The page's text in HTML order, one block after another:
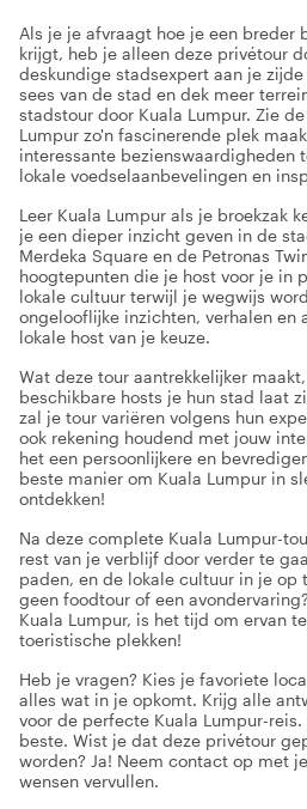
Als je je afvraagt hoe je een breder
krijgt, heb je alleen deze privétour
deskundige stadsexpert aan je
sees van de stad en dek meer
stadstour door Kuala Lumpur. Zie
Lumpur zo'n fascinerende plek
interessante bezienswaardigheden
lokale voedselaanbevelingen en
Leer Kuala Lumpur als je broekzak
je een dieper inzicht geven in de
Merdeka Square en de Petronas
hoogtepunten die je host voor je in
lokale cultuur terwijl je wegwijs
ongelooflijke inzichten, verhalen en
lokale host van je keuze.
Wat deze tour aantrekkelijker
beschikbare hosts je hun stad laat
zal je tour variëren volgens hun
ook rekening houdend met jouw
het een persoonlijkere en
beste manier om Kuala Lumpur in
ontdekken!
Na deze complete Kuala Lumpur-
rest van je verblijf door verder te
paden, en de lokale cultuur in je op
geen foodtour of een
Kuala Lumpur, is het tijd om ervan
toeristische plekken!
Heb je vragen? Kies je favoriete
alles wat in je opkomt. Krijg alle
voor de perfecte Kuala Lumpur-
beste. Wist je dat deze privétour
worden? Ja! Neem contact op met
wensen vervullen.